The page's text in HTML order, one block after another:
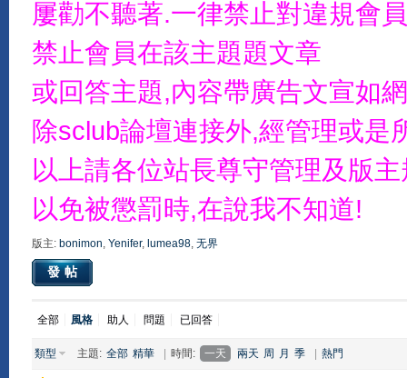
屢勸不聽著.一律禁止對違規會
禁止會員在該主題題文章
或回答主題,內容帶廣告文宣如
除sclub論壇連接外,經管理或是
以上請各位站長尊守管理及版
以免被懲罰時,在說我不知道!
版主: bonimon, Yenifer, lumea98, 无界
發帖
全部 風格 助人 問題 已回答
類型 主題: 全部 精華 時間: 一天 兩天 周 月 季 熱門